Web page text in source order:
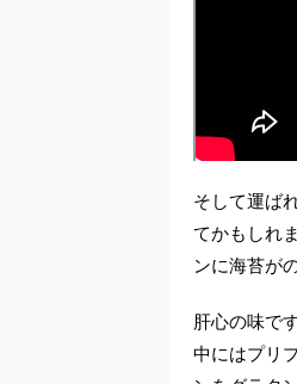
そして運ば
てかもしれ
ンに海苔が
肝心の味で
中にはプリ